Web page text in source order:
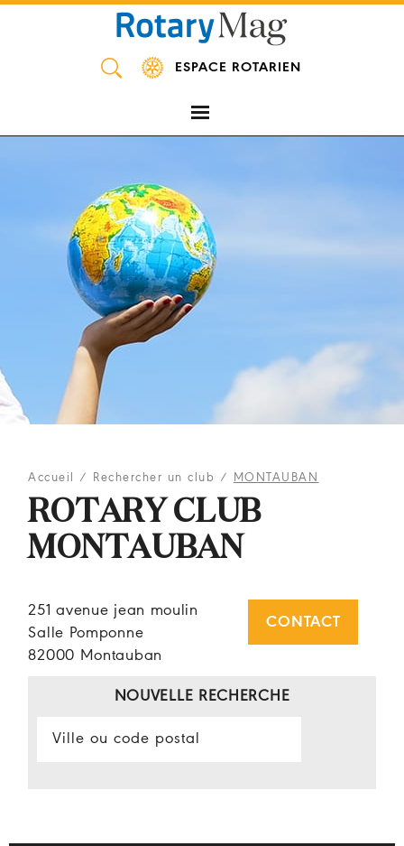
ESPACE ROTARIEN
Accueil / Rechercher un club / MONTAUBAN
ROTARY CLUB
MONTAUBAN
251 avenue jean moulin
Salle Pomponne
82000 Montauban
CONTACT
NOUVELLE RECHERCHE
Panneau de gestion des cookies